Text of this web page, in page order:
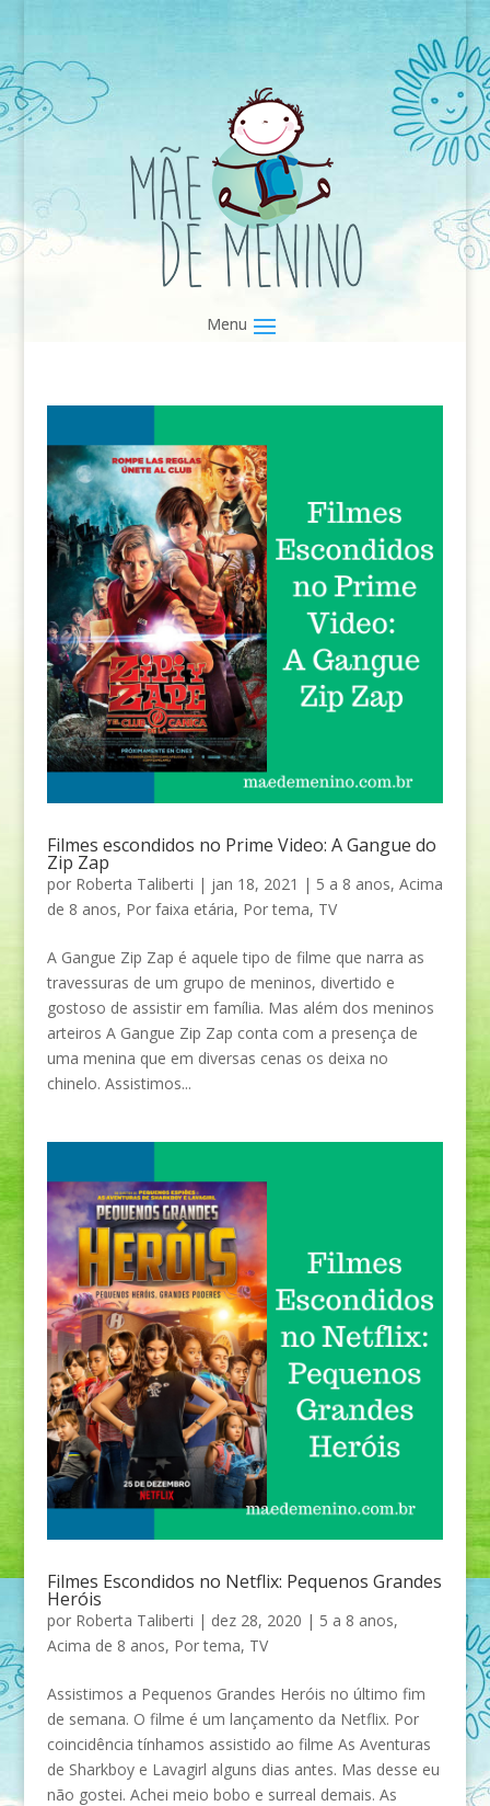
Filmes escondidos no Prime Video: A Gangue do
Zip Zap
por Roberta Taliberti | jan 18, 2021 | 5 a 8 anos, Acima
de 8 anos, Por faixa etária, Por tema, TV
A Gangue Zip Zap é aquele tipo de filme que narra as
travessuras de um grupo de meninos, divertido e
gostoso de assistir em família. Mas além dos meninos
arteiros A Gangue Zip Zap conta com a presença de
uma menina que em diversas cenas os deixa no
chinelo. Assistimos...
Filmes Escondidos no Netflix: Pequenos Grandes
Heróis
por Roberta Taliberti | dez 28, 2020 | 5 a 8 anos,
Acima de 8 anos, Por tema, TV
Assistimos a Pequenos Grandes Heróis no último fim
de semana. O filme é um lançamento da Netflix. Por
coincidência tínhamos assistido ao filme As Aventuras
de Sharkboy e Lavagirl alguns dias antes. Mas desse eu
não gostei. Achei meio bobo e surreal demais. As